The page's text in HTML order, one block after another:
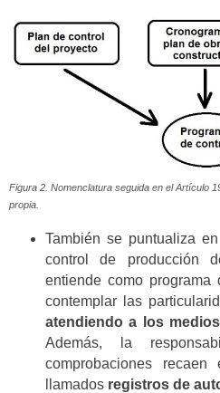
Figura 2. Nomenclatura seguida en el Artículo
propia.
También se puntualiza
control de producción
entiende como
contemplar las
atendiendo a los
Además, la
comprobaciones
llamados registros de